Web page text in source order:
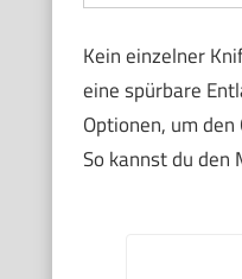
Kein einzelner
eine spürbare
Optionen, um
So kannst du den